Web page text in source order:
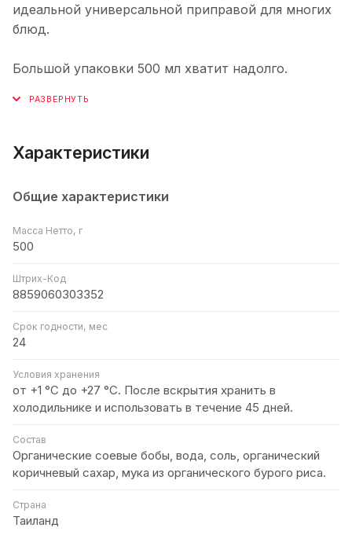
идеальной универсальной приправой для многих
блюд.
Большой упаковки 500 мл хватит надолго.
Характеристики
Общие характеристики
Масса Нетто, г
500
Штрих-Код
8859060303352
Срок годности, мес
24
Условия хранения
от +1 °C до +27 °C. После вскрытия хранить в
холодильнике и использовать в течение 45 дней.
Состав
Органические соевые бобы, вода, соль, органический
коричневый сахар, мука из органического бурого риса.
Страна
Таиланд